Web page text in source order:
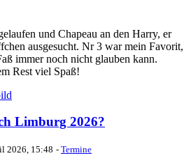
und Chapeau an den Harry, er
ausgesucht. Nr 3 war mein Favorit,
immer noch nicht glauben kann.
Rest viel Spaß!
Limburg 2026?
2026, 15:48 - Termine